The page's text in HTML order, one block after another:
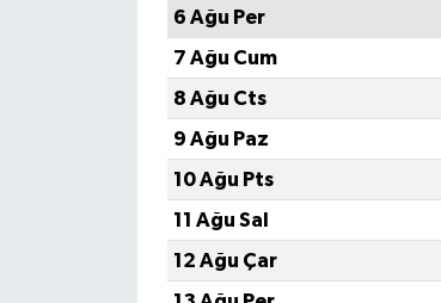
6 Ağu Per
7 Ağu Cum
8 Ağu Cts
9 Ağu Paz
10 Ağu Pts
11 Ağu Sal
12 Ağu Çar